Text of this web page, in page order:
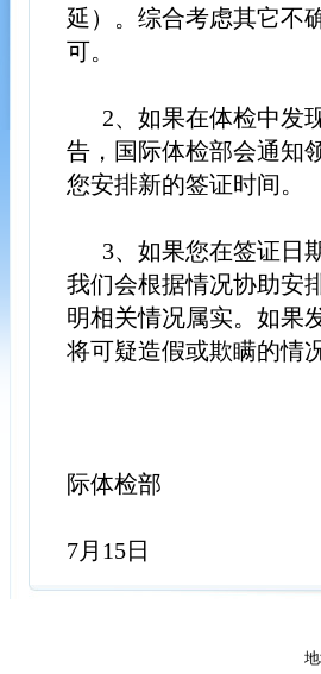
延）。综合考虑其它不
可。
2、如果在体检中发
告，国际体检部会通知
您安排新的签证时间。
3、如果您在签证日
我们会根据情况协助安
明相关情况属实。如果
将可疑造假或欺瞒的情
际体检部
7月15日